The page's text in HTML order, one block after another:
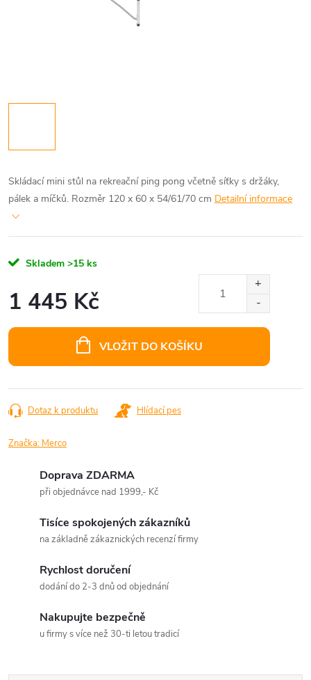
Skládací mini stůl na rekreační ping pong včetně síťky s držáky,
pálek a míčků. Rozměr 120 x 60 x 54/61/70 cm Detailní informace
Skladem >15 ks
1 445 Kč
VLOŽIT DO KOŠÍKU
Dotaz k produktu Hlídací pes
Značka: Merco
Doprava ZDARMA
při objednávce nad 1999,- Kč
Tisíce spokojených zákazníků
na základně zákaznických recenzí firmy
Rychlost doručení
dodání do 2-3 dnů od objednání
Nakupujte bezpečně
u firmy s více než 30-ti letou tradicí